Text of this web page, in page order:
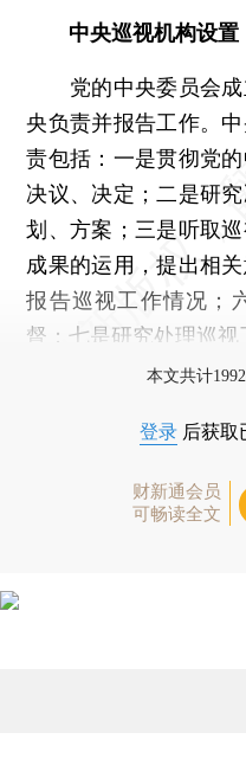
中央巡视机构设置
党的中央委员会成
央负责并报告工作。
责包括：一是贯彻党
决议、决定；二是研
划、方案；三是听取
成果的运用，提出相
报告巡视工作情况；
督；七是研究处理巡视
本文共计
登录 后获取
财新通会员
可畅读全文